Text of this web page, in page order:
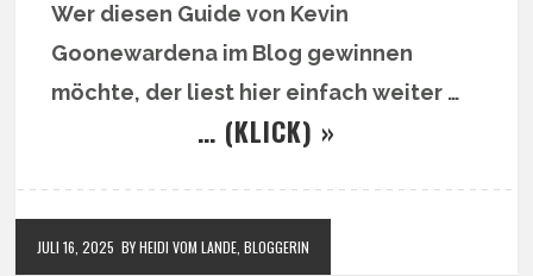
Wer diesen Guide von Kevin
Goonewardena im Blog gewinnen
möchte, der liest hier einfach weiter …
… (KLICK) »
JULI 16, 2025 BY HEIDI VOM LANDE, BLOGGERIN